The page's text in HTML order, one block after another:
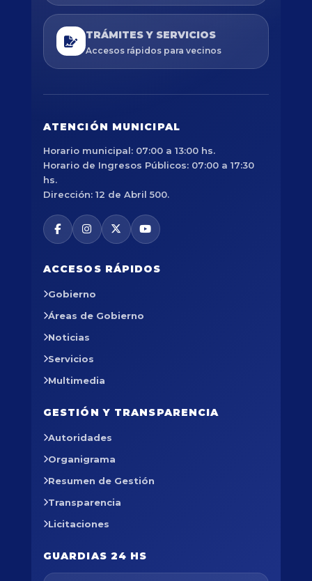
TRÁMITES Y SERVICIOS
Accesos rápidos para vecinos
ATENCIÓN MUNICIPAL
Horario municipal: 07:00 a 13:00 hs.
Horario de Ingresos Públicos: 07:00 a 17:30
hs.
Dirección: 12 de Abril 500.
ACCESOS RÁPIDOS
Gobierno
Áreas de Gobierno
Noticias
Servicios
Multimedia
GESTIÓN Y TRANSPARENCIA
Autoridades
Organigrama
Resumen de Gestión
Transparencia
Licitaciones
GUARDIAS 24 HS